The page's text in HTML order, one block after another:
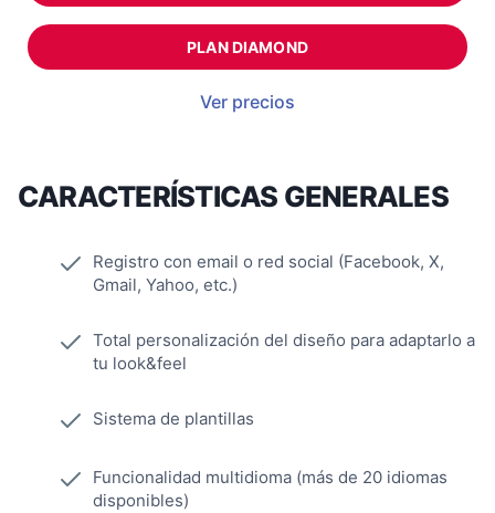
CARACTERÍSTICAS GENERALES
Registro con email o red social (Facebook, X,
Gmail, Yahoo, etc.)
Total personalización del diseño para adaptarlo a
tu look&feel
Sistema de plantillas
Funcionalidad multidioma (más de 20 idiomas
disponibles)
PLAN DIAMOND
Ver precios